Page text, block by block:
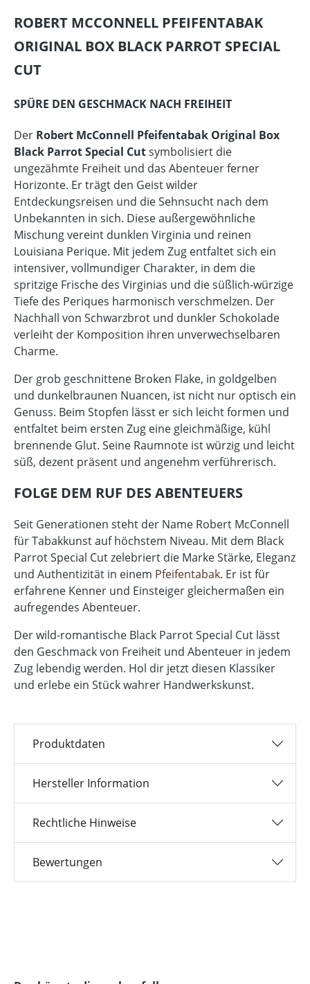
ROBERT MCCONNELL PFEIFENTABAK
ORIGINAL BOX BLACK PARROT SPECIAL
CUT
SPÜRE DEN GESCHMACK NACH FREIHEIT
Der Robert McConnell Pfeifentabak Original Box
Black Parrot Special Cutsymbolisiert die
ungezähmte Freiheit und das Abenteuer ferner
Horizonte. Er trägt den Geist wilder
Entdeckungsreisen und die Sehnsucht nach dem
Unbekannten in sich. Diese außergewöhnliche
Mischung vereint dunklen Virginia und reinen
Louisiana Perique. Mit jedem Zug entfaltet sich ein
intensiver, vollmundiger Charakter, in dem die
spritzige Frische des Virginias und die süßlich-würzige
Tiefe des Periques harmonisch verschmelzen. Der
Nachhall von Schwarzbrot und dunkler Schokolade
verleiht der Komposition ihren unverwechselbaren
Charme.
Der grob geschnittene Broken Flake, in goldgelben
und dunkelbraunen Nuancen, ist nicht nur optisch ein
Genuss. Beim Stopfen lässt er sich leicht formen und
entfaltet beim ersten Zug eine gleichmäßige, kühl
brennende Glut. Seine Raumnote ist würzig und leicht
süß, dezent präsent und angenehm verführerisch.
FOLGE DEM RUF DES ABENTEUERS
Seit Generationen steht der Name Robert McConnell
für Tabakkunst auf höchstem Niveau. Mit dem Black
Parrot Special Cut zelebriert die Marke Stärke, Eleganz
und Authentizität in einem Pfeifentabak. Er ist für
erfahrene Kenner und Einsteiger gleichermaßen ein
aufregendes Abenteuer.
Der wild-romantische Black Parrot Special Cut lässt
den Geschmack von Freiheit und Abenteuer in jedem
Zug lebendig werden. Hol dir jetzt diesen Klassiker
und erlebe ein Stück wahrer Handwerkskunst.
Produktdaten
Hersteller Information
Rechtliche Hinweise
Bewertungen